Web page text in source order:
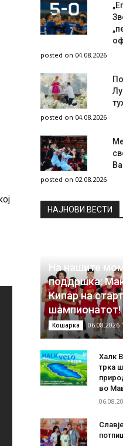
posted on 04.08.2026
posted on 04.08.2026
posted on 02.08.2026
НAЈНОВИ ВЕСТИ
На нашите
поддршка:
Кипар на
шампионатот!
Кошарка 06.08.2026
Халк
трка
во